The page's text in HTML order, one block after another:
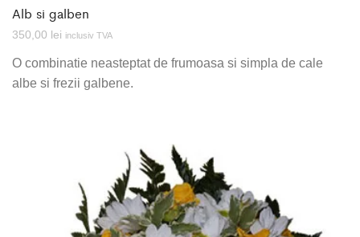
Alb si galben
350,00 lei inclusiv TVA
O combinatie neasteptat de frumoasa si simpla de cale
albe si frezii galbene.